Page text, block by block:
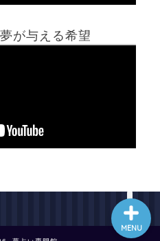
が与える希望
MENU
ホーム
最新記事動画